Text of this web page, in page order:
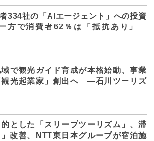
334社の「AIエージェント」への投資
方で消費者62％は「抵抗あり」
で観光ガイド育成が本格始動、事業
観光起業家」創出へ ―石川ツーリズ
的とした「スリープツーリズム」、滞
改善、NTT東日本グループが宿泊施